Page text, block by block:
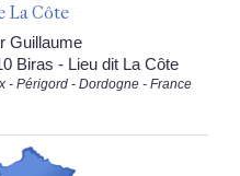
La Côte
Guillaume
Biras - Lieu dit La Côte
- Périgord - Dordogne - France